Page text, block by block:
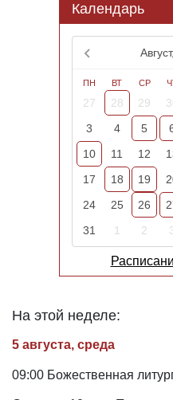
Календарь
Август,
ПН ВТ СР
27 28 29
3
4 5
10
11 12
17
18 19
24
25 26
31
1 2
На этой неделе:
5 августа, среда
09:00 Божественная